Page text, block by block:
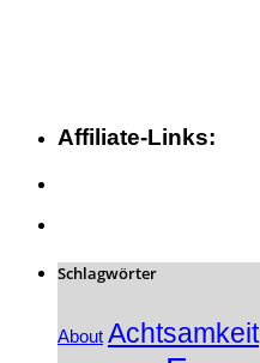
Affiliate-Links:
Schlagwörter
About Achtsamkeit